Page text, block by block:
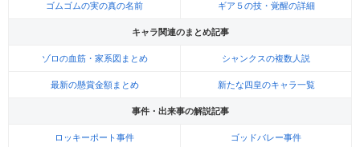
ゴムゴムの実の真の名前 ギア５の技・覚醒の詳細
キャラ関連のまとめ記事
ゾロの血筋・家系図まとめ シャンクスの複数人説
最新の懸賞金額まとめ 新たな四皇のキャラ一覧
事件・出来事の解説記事
ロッキーポート事件 ゴッドバレー事件